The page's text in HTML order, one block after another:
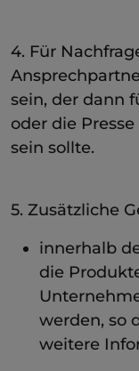
4. Für
sein, der dann
oder die
sein sollte.
5. Zusätzliche
innerhalb
die
werden, so
weitere